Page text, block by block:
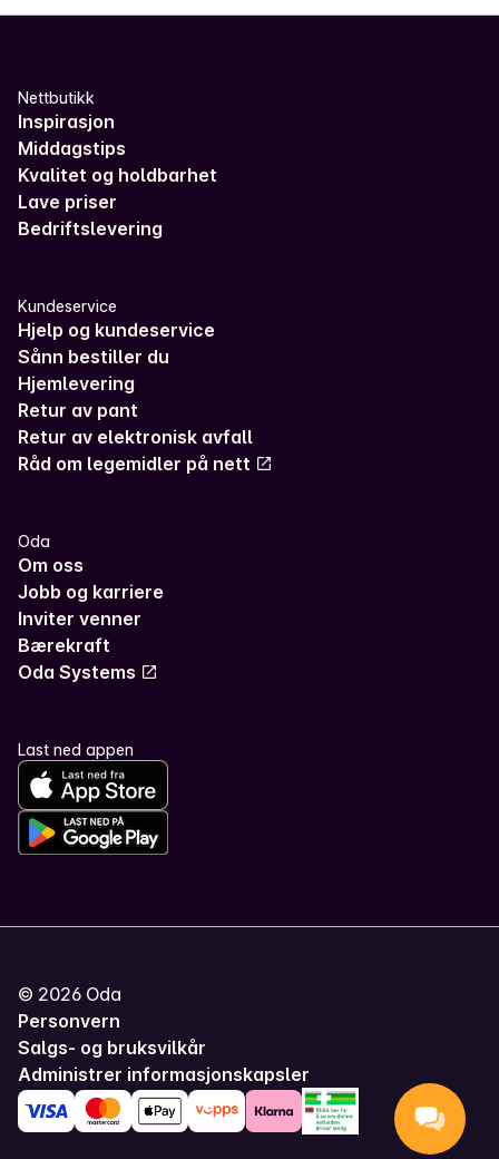
Nettbutikk
Inspirasjon
Middagstips
Kvalitet og holdbarhet
Lave priser
Bedriftslevering
Kundeservice
Hjelp og kundeservice
Sånn bestiller du
Hjemlevering
Retur av pant
Retur av elektronisk avfall
Råd om legemidler på nett
Oda
Om oss
Jobb og karriere
Inviter venner
Bærekraft
Oda Systems
Last ned appen
© 2026 Oda
Personvern
Salgs- og bruksvilkår
Administrer informasjonskapsler